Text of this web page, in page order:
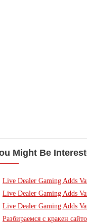
Might Be
Live Dealer Gaming Adds
Live Dealer Gaming Adds
Live Dealer Gaming Adds
Разбираемся с кракен